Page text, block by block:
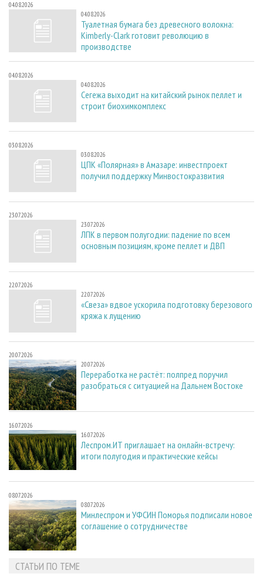
04.08.2026
04.08.2026
Туалетная бумага без древесного волокна:
Kimberly-Clark готовит революцию в
производстве
04.08.2026
04.08.2026
Сегежа выходит на китайский рынок пеллет и
строит биохимкомплекс
03.08.2026
03.08.2026
ЦПК «Полярная» в Амазаре: инвестпроект
получил поддержку Минвостокразвития
23.07.2026
23.07.2026
ЛПК в первом полугодии: падение по всем
основным позициям, кроме пеллет и ДВП
22.07.2026
22.07.2026
«Свеза» вдвое ускорила подготовку березового
кряжа к лущению
20.07.2026
20.07.2026
Переработка не растёт: полпред поручил
разобраться с ситуацией на Дальнем Востоке
16.07.2026
16.07.2026
Леспром.ИТ приглашает на онлайн-встречу:
итоги полугодия и практические кейсы
08.07.2026
08.07.2026
Минлеспром и УФСИН Поморья подписали новое
соглашение о сотрудничестве
СТАТЬИ ПО ТЕМЕ